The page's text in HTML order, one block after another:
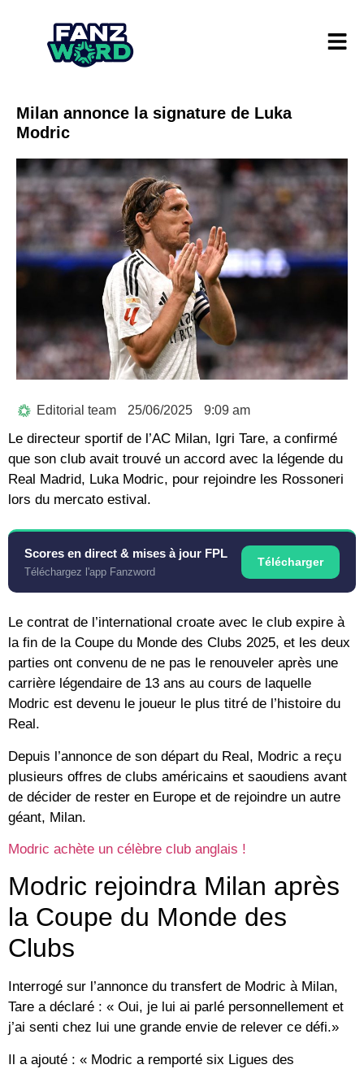
Milan annonce la signature de Luka
Modric
Editorial team 25/06/2025 9:09 am
Le directeur sportif de l’AC Milan, Igri Tare, a confirmé
que son club avait trouvé un accord avec la légende du
Real Madrid, Luka Modric, pour rejoindre les Rossoneri
lors du mercato estival.
Scores en direct & mises à jour FPL
Téléchargez l'app Fanzword
Télécharger
Le contrat de l’international croate avec le club expire à
la fin de la Coupe du Monde des Clubs 2025, et les deux
parties ont convenu de ne pas le renouveler après une
carrière légendaire de 13 ans au cours de laquelle
Modric est devenu le joueur le plus titré de l’histoire du
Real.
Depuis l’annonce de son départ du Real, Modric a reçu
plusieurs offres de clubs américains et saoudiens avant
de décider de rester en Europe et de rejoindre un autre
géant, Milan.
Modric achète un célèbre club anglais !
Modric rejoindra Milan après
la Coupe du Monde des
Clubs
Interrogé sur l’annonce du transfert de Modric à Milan,
Tare a déclaré : « Oui, je lui ai parlé personnellement et
j’ai senti chez lui une grande envie de relever ce défi.»
Il a ajouté : « Modric a remporté six Ligues des